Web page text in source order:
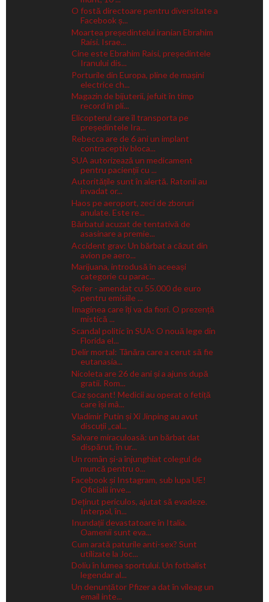
O fostă directoare pentru diversitate a
Facebook ș...
Moartea președintelui iranian Ebrahim
Raisi. Israe...
Cine este Ebrahim Raisi, președintele
Iranului dis...
Porturile din Europa, pline de mașini
electrice ch...
Magazin de bijuterii, jefuit în timp
record în pli...
Elicopterul care îl transporta pe
președintele Ira...
Rebecca are de 6 ani un implant
contraceptiv bloca...
SUA autorizează un medicament
pentru pacienții cu ...
Autoritățile sunt în alertă. Ratonii au
invadat or...
Haos pe aeroport, zeci de zboruri
anulate. Este re...
Bărbatul acuzat de tentativă de
asasinare a premie...
Accident grav: Un bărbat a căzut din
avion pe aero...
Marijuana, introdusă în aceeași
categorie cu parac...
Șofer - amendat cu 55.000 de euro
pentru emisiile ...
Imaginea care îți va da fiori. O prezență
mistică ...
Scandal politic în SUA: O nouă lege din
Florida el...
Delir mortal: Tânăra care a cerut să fie
eutanasia...
Nicoleta are 26 de ani și a ajuns după
gratii. Rom...
Caz șocant! Medicii au operat o fetiță
care își mâ...
Vladimir Putin și Xi Jinping au avut
discuții „cal...
Salvare miraculoasă: un bărbat dat
dispărut, în ur...
Un român și-a înjunghiat colegul de
muncă pentru o...
Facebook și Instagram, sub lupa UE!
Oficialii inve...
Deținut periculos, ajutat să evadeze.
Interpol, în...
Inundații devastatoare în Italia.
Oamenii sunt eva...
Cum arată paturile anti-sex? Sunt
utilizate la Joc...
Doliu în lumea sportului. Un fotbalist
legendar al...
Un denunțător Pfizer a dat în vileag un
email inte...